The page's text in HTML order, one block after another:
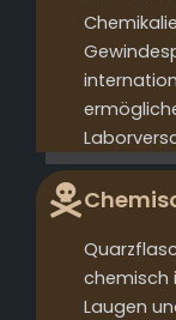
chemisch
Laugen